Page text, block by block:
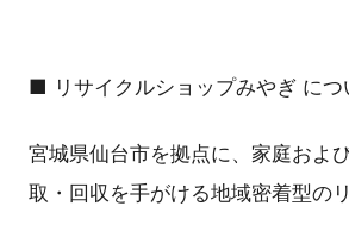
■ リサイクルショップみやぎ につ
宮城県仙台市を拠点に、家庭およ
取・回収を手がける地域密着型の